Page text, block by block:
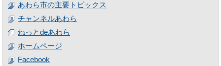
あわら市の主要トピックス
チャンネルあわら
ねっとdeあわら
ホームページ
Facebook